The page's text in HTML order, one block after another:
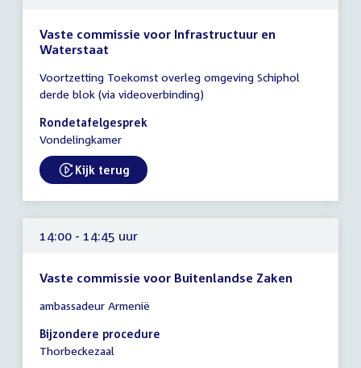
Vaste commissie voor Infrastructuur en
Waterstaat
vergadering
12:00
-
13:00
Voortzetting Toekomst overleg omgeving Schiphol
derde blok (via videoverbinding)
Rondetafelgesprek
Vondelingkamer
External link:
Kijk terug
14:00 - 14:45 uur
Vaste commissie voor Buitenlandse Zaken
vergadering
14:00
-
ambassadeur Armenië
Bijzondere procedure
Thorbeckezaal